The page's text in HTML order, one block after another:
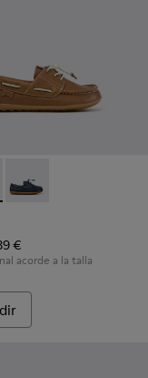
de piel y textil para
negros de piel y
004 -
Peu - K800689-002
€
acorde a la talla